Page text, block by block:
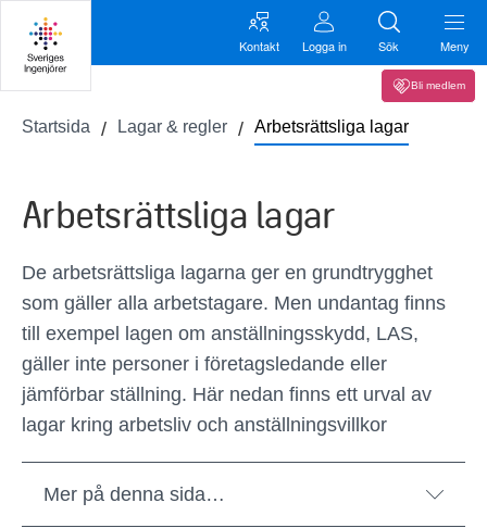
Kontakt Logga in Sök Meny
Bli medlem
Startsida Lagar & regler Arbetsrättsliga lagar
Arbetsrättsliga lagar
De arbetsrättsliga lagarna ger en grundtrygghet
som gäller alla arbetstagare. Men undantag finns
till exempel lagen om anställningsskydd, LAS,
gäller inte personer i företagsledande eller
jämförbar ställning. Här nedan finns ett urval av
lagar kring arbetsliv och anställningsvillkor
Mer på denna sida…